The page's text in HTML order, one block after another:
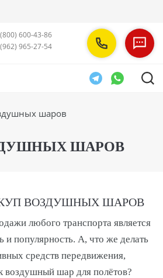
600-43-86
965-27-54
шаров
ШАРОВ
ВОЗДУШНЫХ ШАРОВ
любого транспорта является
и популярность. А, что же делать
средств передвижения,
воздушный шар для полётов?